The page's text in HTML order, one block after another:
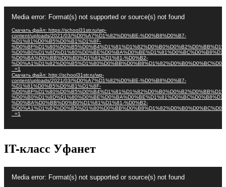
Видеоплеер
Media error: Format(s) not supported or source(s) not found
Скачать файл: https://school31str.ru/wp-
content/uploads/2021/03/%D0%A7%D1%82%D0%BE-%D0%B8%D0%B7-
%D1%81%D0%B5%D0%B1%D1%8F-
%D0%BA%D0%BB%D0%B0%D1%81%D1%81-%D0%B2-
_=1
Скачать файл: http://school31str.ru/wp-
content/uploads/2021/03/%D0%A7%D1%82%D0%BE-%D0%B8%D0%B7-
%D1%81%D0%B5%D0%B1%D1%8F-
%D0%BA%D0%BB%D0%B0%D1%81%D1%81-%D0%B2-
_=1
IT-класс Уфанет
Media error: Format(s) not supported or source(s) not found